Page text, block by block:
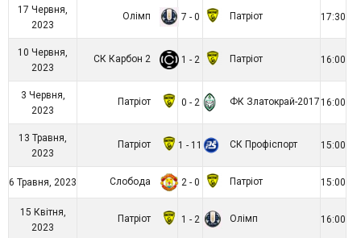
17 Червня,
2023
Олімп 7 - 0 Патріот 17:30
10 Червня,
2023
СК Карбон 2 1 - 2 Патріот 16:00
3 Червня,
2023
Патріот 0 - 2 ФК Златокрай-2017 16:00
13 Травня,
2023
Патріот 1 - 11 СК Профіспорт 15:00
6 Травня, 2023 Слобода 2 - 0 Патріот 15:00
15 Квітня,
2023
Патріот 1 - 2 Олімп 16:00